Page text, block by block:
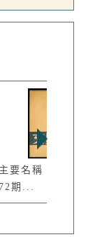
主要名稱：文星 67-
72期...